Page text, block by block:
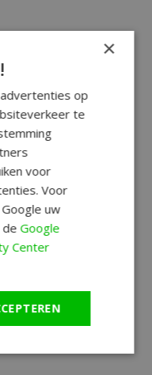
×
op
te
voor
Voor
uw
deGoogle
Center